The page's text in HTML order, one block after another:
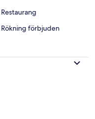
Restaurang
Rökning förbjuden